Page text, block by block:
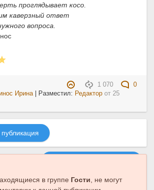
проглядывает косо.
каверзный ответ
вопроса.
1 070
0
Ирина| Разместил: Редактор от25
в группе Гости, не могут